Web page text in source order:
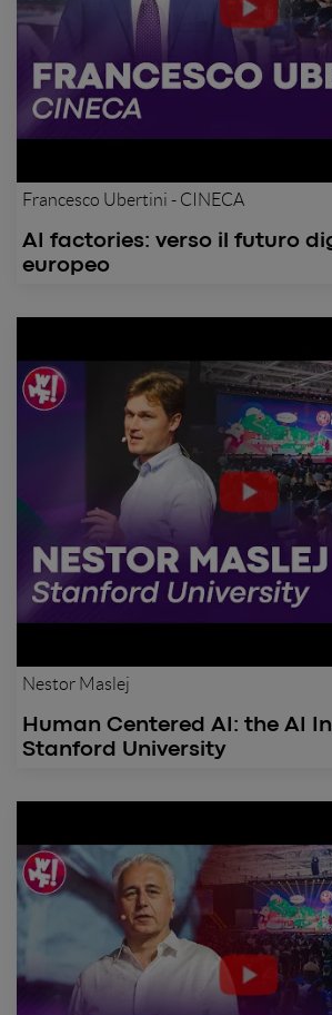
Francesco Ubertini - CINECA
AI factories: verso il futuro
europeo
Nestor Maslej
Human Centered AI: the AI
Stanford University